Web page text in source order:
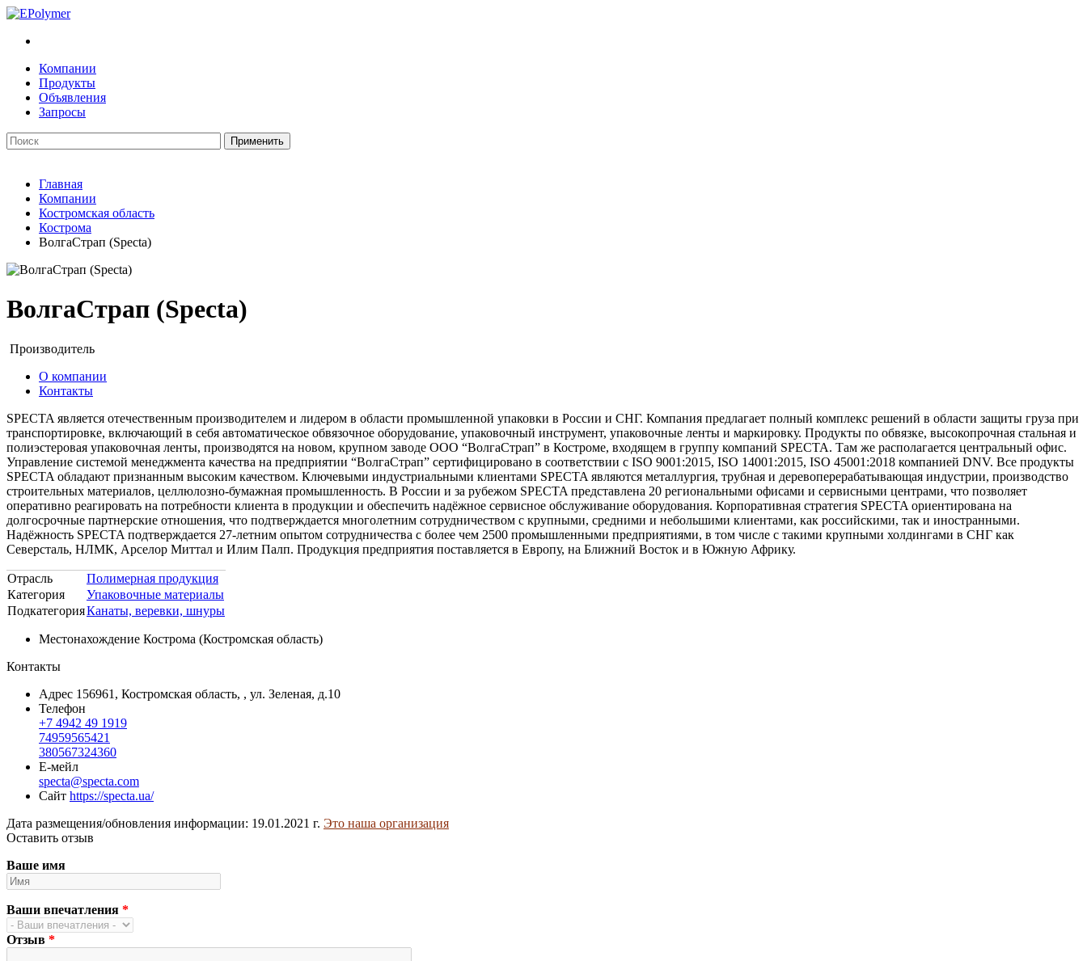
Компании
Продукты
Объявления
Запросы
Главная
Компании
Костромская область
Кострома
ВолгаСтрап (Specta)
ВолгаСтрап (Specta)
Производитель
О компании
Контакты
SPECTA является отечественным производителем и лидером в области промышленной упаковки в России и СНГ. Компания предлагает полный комплекс решений в области защиты груза при
транспортировке, включающий в себя автоматическое обвязочное оборудование, упаковочный инструмент, упаковочные ленты и маркировку. Продукты по обвязке, высокопрочная стальная и
полиэстеровая упаковочная ленты, производятся на новом, крупном заводе ООО “ВолгаСтрап” в Костроме, входящем в группу компаний SPECTA. Tам же располагается центральный офис.
Управление системой менеджмента качества на предприятии “ВолгаСтрап” сертифицировано в соответствии с ISO 9001:2015, ISO 14001:2015, ISO 45001:2018 компанией DNV. Все продукты
SPECTA обладают признанным высоким качеством. Ключевыми индустриальными клиентами SPECTA являются металлургия, трубная и деревoперерабатывающая индустрии, производство
строительных материалов, целлюлозно-бумажная промышленность. В России и за рубежом SPECTA представлена 20 региональными офисами и сервисными центрами, что позволяет
оперативно реагировать на потребности клиента в продукции и обеспечить надёжное сервисное обслуживание оборудования. Корпоративная стратегия SPECTA ориентирована на
долгосрочные партнерские отношения, что подтверждается многолетним сотрудничеством с крупными, средними и небольшими клиентами, как российскими, так и иностранными.
Надёжность SPECTA подтверждается 27-летним опытом сотрудничества с более чем 2500 промышленными предприятиями, в том числе с такими крупными холдингами в СНГ как
Северсталь, НЛМК, Арселор Миттал и Илим Палп. Продукция предприятия поставляется в Европу, на Ближний Восток и в Южную Африку.
Отрасль
Полимерная продукция
Категория
Упаковочные материалы
ПодкатегорияКанаты, веревки, шнуры
Местонахождение Кострома (Костромская область)
Контакты
Адрес 156961, Костромская область, , ул. Зеленая, д.10
Телефон
+7 4942 49 1919
74959565421
380567324360
Е-мейл
specta@specta.com
Сайт https://specta.ua/
Дата размещения/обновления информации: 19.01.2021 г. Это наша организация
Оставить отзыв
Ваше имя
Ваши впечатления *
Отзыв *